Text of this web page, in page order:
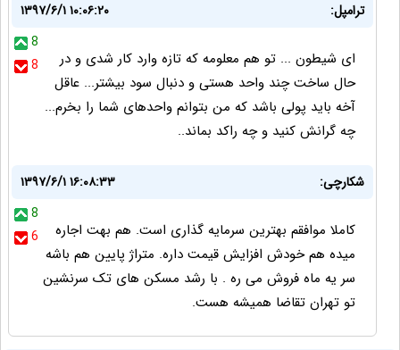
ترامپل:
۱۳۹۷/۶/۱ ۱۰:۰۶:۲۰
8
8
ای شیطون ... تو هم معلومه که تازه وارد کار شدی و در
حال ساخت چند واحد هستی و دنبال سود بیشتر... عاقل
آخه باید پولی باشد که من بتوانم واحدهای شما را بخرم...
چه گرانش کنید و چه راکد بماند..
شکارچی:
۱۳۹۷/۶/۱ ۱۶:۰۸:۳۳
8
6
کاملا موافقم بهترین سرمایه گذاری است. هم بهت اجاره
میده هم خودش افزایش قیمت داره. متراژ پایین هم باشه
سر یه ماه فروش می ره . با رشد مسکن های تک سرنشین
تو تهران تقاضا همیشه هست.